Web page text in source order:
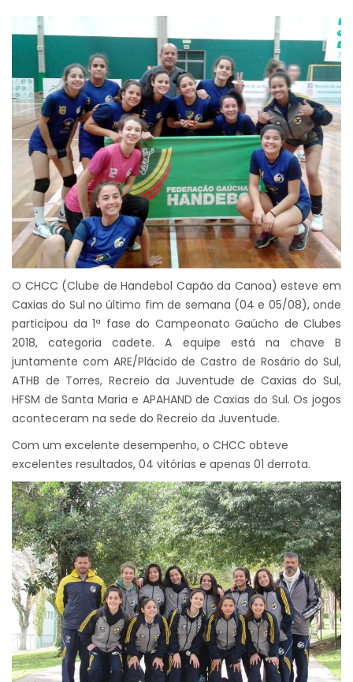
O CHCC (Clube de Handebol Capão da Canoa) esteve em
Caxias do Sul no último fim de semana (04 e 05/08), onde
participou da 1ª fase do Campeonato Gaúcho de Clubes
2018, categoria cadete. A equipe está na chave B
juntamente com ARE/Plácido de Castro de Rosário do Sul,
ATHB de Torres, Recreio da Juventude de Caxias do Sul,
HFSM de Santa Maria e APAHAND de Caxias do Sul. Os jogos
aconteceram na sede do Recreio da Juventude.
Com um excelente desempenho, o CHCC obteve
excelentes resultados, 04 vitórias e apenas 01 derrota.